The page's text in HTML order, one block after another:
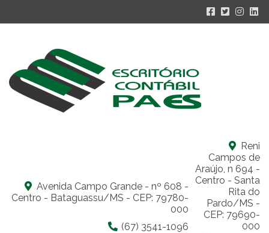
Avenida Campo Grande - nº 608 -
Centro - Bataguassu/MS - CEP: 79780-
000
(67) 3541-1096
Reni
Campos de
Araújo, n 694 -
Centro - Santa
Rita do
Pardo/MS -
CEP: 79690-
000